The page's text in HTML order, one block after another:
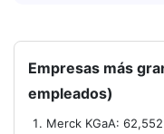
Empresas más
empleados)
Merck KGaA: 62,552